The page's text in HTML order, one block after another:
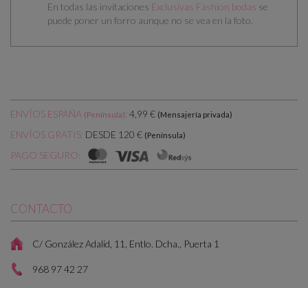
En todas las invitaciones Exclusivas Fashion bodas se
puede poner un forro aunque no se vea en la foto.
ENVÍOS ESPAÑA (Península): 4,99 € (Mensajería privada)
ENVÍOS GRATIS: DESDE 120 € (Península)
PAGO SEGURO:
CONTACTO
C/ González Adalid, 11, Entlo. Dcha., Puerta 1
968 97 42 27